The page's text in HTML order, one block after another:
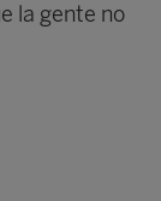
la gente no